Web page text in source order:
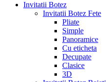
Invitatii Botez
Invitatii Botez Fete
Pliate
Simple
Panoramice
Cu eticheta
Decupate
Clasice
3D